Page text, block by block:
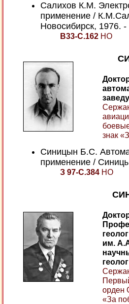
Салихов К.М.
применение /
Новосибирск, 1976. -
В33-С.162НО
знак
Синицын Б.С.
применение /
З 97-С.384НО
им.
орден
«За